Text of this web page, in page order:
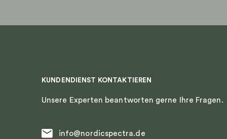
KUNDENDIENST KONTAKTIEREN
Unsere Experten beantworten gerne Ihre Fragen.
info@nordicspectra.de